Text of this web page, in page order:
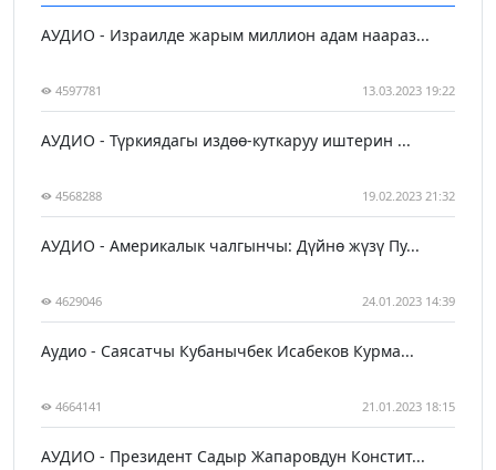
АУДИО - Израилде жарым миллион адам наараз...
4597781 13.03.2023 19:22
АУДИО - Түркиядагы издөө-куткаруу иштерин ...
4568288 19.02.2023 21:32
АУДИО - Америкалык чалгынчы: Дүйнө жүзү Пу...
4629046 24.01.2023 14:39
Аудио - Саясатчы Кубанычбек Исабеков Курма...
4664141 21.01.2023 18:15
АУДИО - Президент Садыр Жапаровдун Констит...